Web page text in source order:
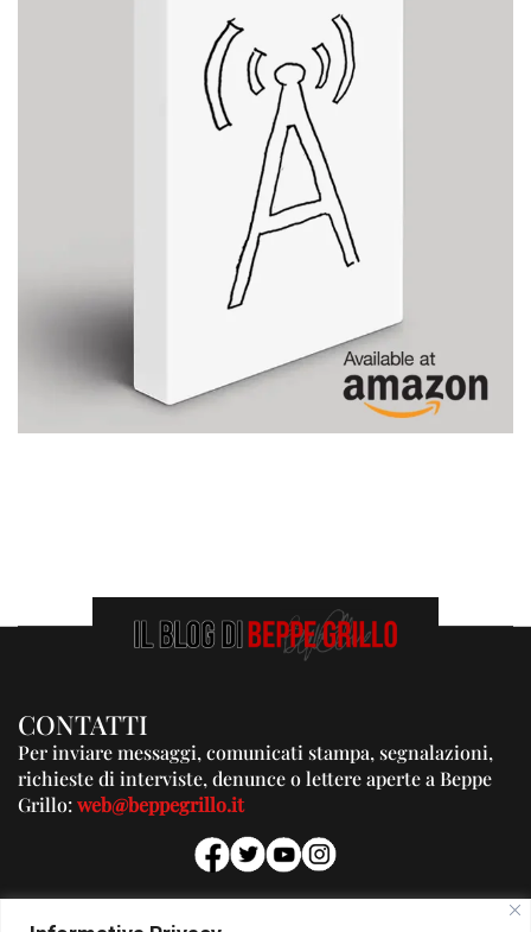
CONTATTI
Per inviare messaggi, comunicati stampa, segnalazioni,
richieste di interviste, denunce o lettere aperte a Beppe
Grillo:web@beppegrillo.it
PUBBLICITA'